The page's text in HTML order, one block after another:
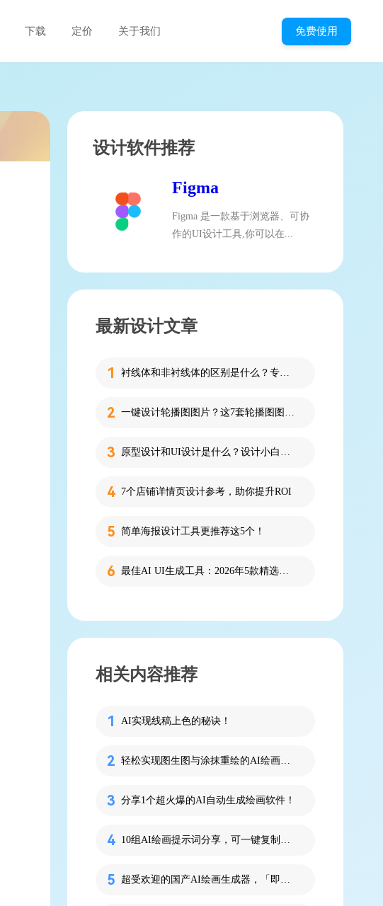
下载 定价 关于我们 免费使用
设计软件推荐
Figma
Figma 是一款基于浏览器、可协
作的UI设计工具,你可以在...
最新设计文章
衬线体和非衬线体的区别是什么？专为设计新人解答！
一键设计轮播图图片？这7套轮播图图片资源快收藏！
原型设计和UI设计是什么？设计小白必看的科普！
7个店铺详情页设计参考，助你提升ROI
简单海报设计工具更推荐这5个！
最佳AI UI生成工具：2026年5款精选，新手零代码快速制作界面
相关内容推荐
AI实现线稿上色的秘诀！
轻松实现图生图与涂抹重绘的AI绘画工具推荐
分享1个超火爆的AI自动生成绘画软件！
10组AI绘画提示词分享，可一键复制支持且中文语义！
超受欢迎的国产AI绘画生成器，「即时设计」有哪些风格？